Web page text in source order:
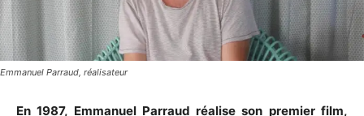
Emmanuel Parraud, réalisateur
En 1987, Emmanuel Parraud réalise son premier film,